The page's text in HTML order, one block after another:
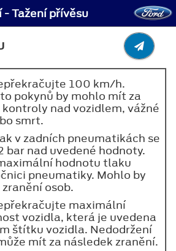
- Tažení přívěsu
100 km/h.
pokynů by mohlo mít za
nad vozidlem, vážné
smrt.
v zadních pneumatikách se
bar nad uvedené hodnoty.
hodnotu tlaku
pneumatiky. Mohlo by
osob.
maximální
vozidla, která je uvedena
štítku vozidla. Nedodržení
mít za následek zranění.